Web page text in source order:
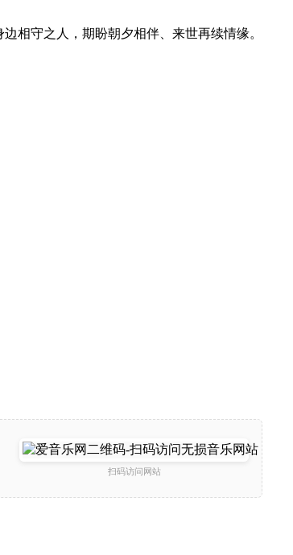
相守之人，期盼朝夕相伴、来世再续情缘。
扫码访问网站